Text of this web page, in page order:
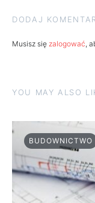
DODAJ
Musisz się zalogować,
YOU MAY ALSO
BUDOWNICTWO